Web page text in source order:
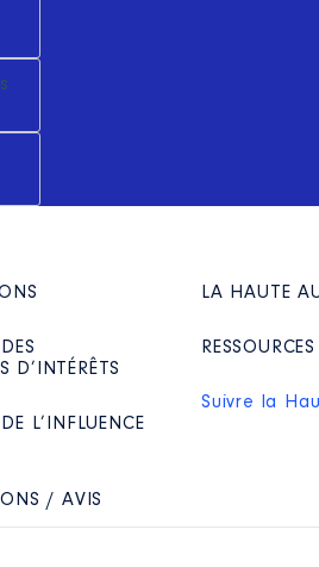
D’INTÉRÊTS
L’INFLUENCE
/ AVIS
LA HAUTE
Suivre la